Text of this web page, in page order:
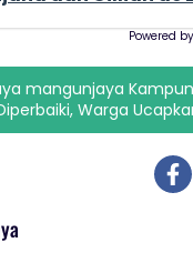
Powered by
mangunjaya
Warga